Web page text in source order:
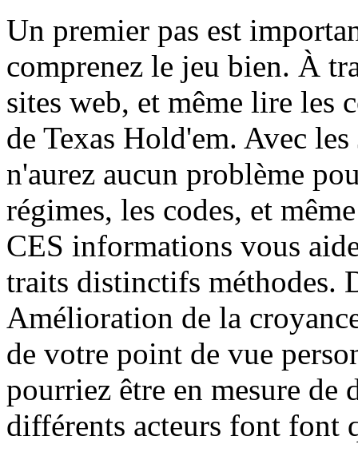
Un premier pas est
comprenez le jeu bien. À
sites web, et même lire les
de Texas Hold'em. Avec
n'aurez aucun problème
régimes, les codes, et
CES informations vous
traits distinctifs méthodes.
Amélioration de la
de votre point de vue
pourriez être en mesure
différents acteurs font font